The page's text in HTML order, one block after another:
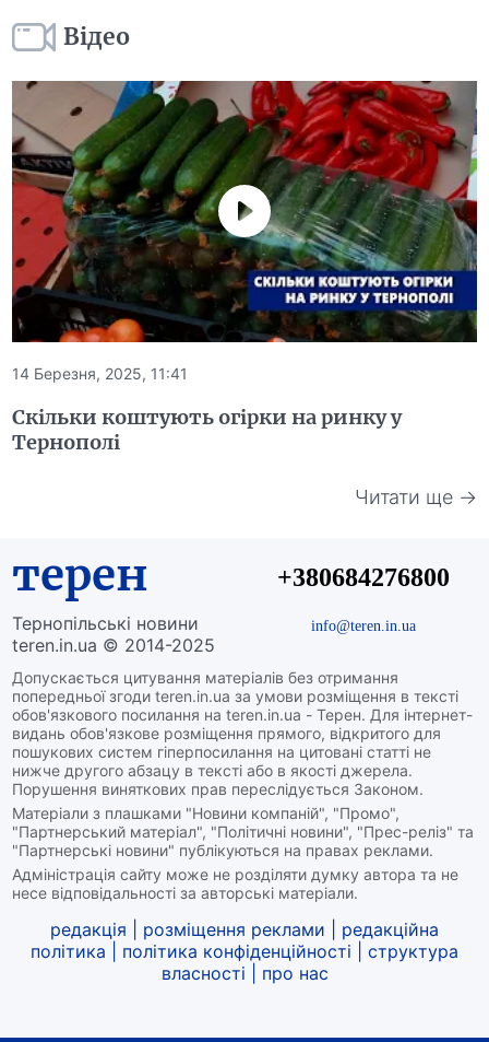
Відео
14 Березня, 2025, 11:41
Скільки коштують огірки на ринку у
Тернополі
Читати ще →
терен
Тернопільські новини
teren.in.ua © 2014-2025
Допускається цитування матеріалів без отримання
попередньої згоди teren.in.ua за умови розміщення в тексті
обов'язкового посилання на teren.in.ua - Терен. Для інтернет-
видань обов'язкове розміщення прямого, відкритого для
пошукових систем гіперпосилання на цитовані статті не
нижче другого абзацу в тексті або в якості джерела.
Порушення виняткових прав переслідується Законом.
Матеріали з плашками "Новини компаній", "Промо",
"Партнерський матеріал", "Політичні новини", "Прес-реліз" та
"Партнерські новини" публікуються на правах реклами.
Адміністрація сайту може не розділяти думку автора та не
несе відповідальності за авторські матеріали.
+380684276800
info@teren.in.ua
редакція розміщення реклами
редакційна
політика
політика конфіденційності
структура
власності
про нас